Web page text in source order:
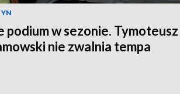
podium w sezonie. Tymoteusz
nie zwalnia tempa